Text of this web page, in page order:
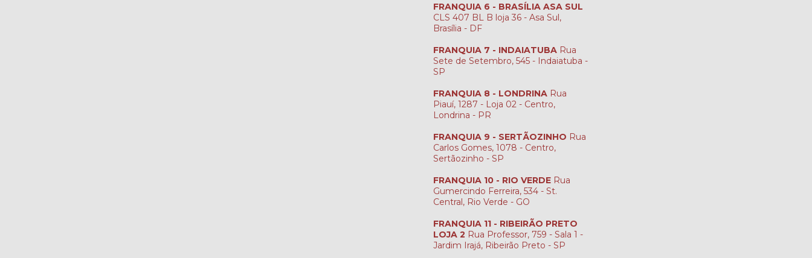
FRANQUIA 6 - BRASÍLIA ASA SUL
CLS 407 BL B loja 36 - Asa Sul,
Brasília - DF
FRANQUIA 7 - INDAIATUBA Rua
Sete de Setembro, 545 - Indaiatuba -
SP
FRANQUIA 8 - LONDRINA Rua
Piauí, 1287 - Loja 02 - Centro,
Londrina - PR
FRANQUIA 9 - SERTÃOZINHO Rua
Carlos Gomes, 1078 - Centro,
Sertãozinho - SP
FRANQUIA 10 - RIO VERDE Rua
Gumercindo Ferreira, 534 - St.
Central, Rio Verde - GO
FRANQUIA 11 - RIBEIRÃO PRETO
LOJA 2 Rua Professor, 759 - Sala 1 -
Jardim Irajá, Ribeirão Preto - SP